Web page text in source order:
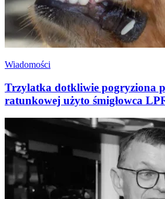
Wiadomości
Trzylatka dotkliwie pogryziona
ratunkowej użyto śmigłowca